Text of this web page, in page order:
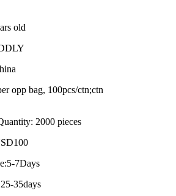
old
opp bag, 100pcs/ctn;ctn
2000 pieces
7Days
35days